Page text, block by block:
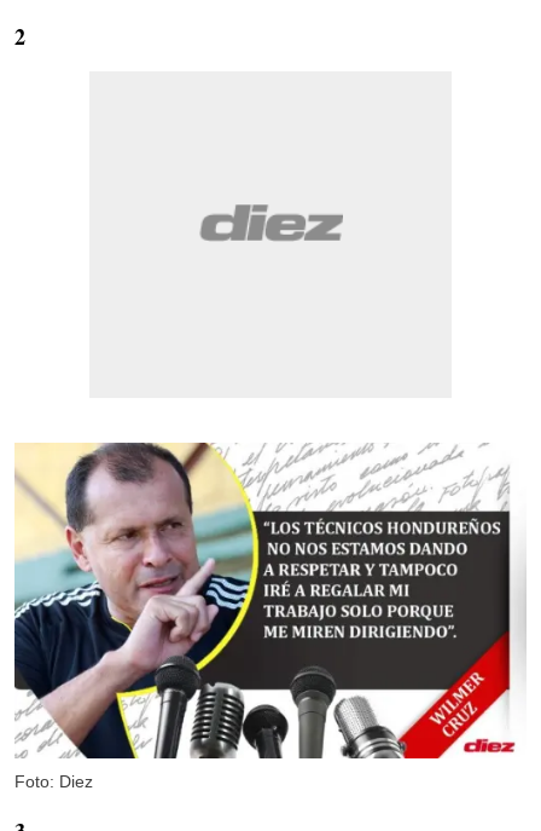
2
Foto: Diez